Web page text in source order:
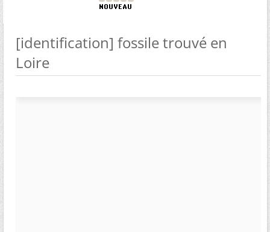
[identification] fossile trouvé en
Loire